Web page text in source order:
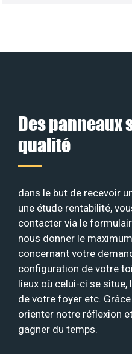
Des panneaux
qualité
dans le but de recevoir
une étude rentabilité,
contacter via le
nous donner le
concernant votre
configuration de votre
lieux où celui-ci se situe,
de votre foyer etc.
orienter notre réflexion
gagner du temps.